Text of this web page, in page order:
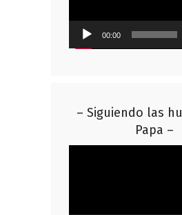
00:00
– Siguiendo las
Papa –